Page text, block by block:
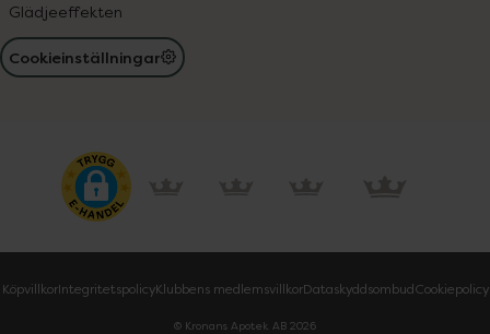
Glädjeeffekten
Cookieinställningar
KöpvillkorIntegritetspolicyKlubbens medlemsvillkorDataskyddsombudCookiepolicy
© Kronans Apotek AB 2026